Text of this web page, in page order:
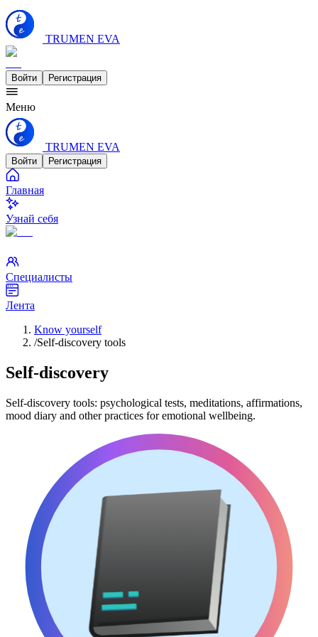
TRUMEN EVA
Войти Регистрация
Меню
TRUMEN EVA
Войти Регистрация
Главная
Узнай себя
Специалисты
Лента
Know yourself
/Self-discovery tools
Self-discovery
Self-discovery tools: psychological tests, meditations, affirmations,
mood diary and other practices for emotional wellbeing.